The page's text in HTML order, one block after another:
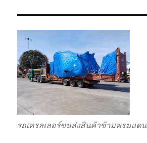
รถเทรลเลอร์ขนส่งสินค้าข้ามพรมแดน